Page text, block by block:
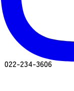
022-234-3606